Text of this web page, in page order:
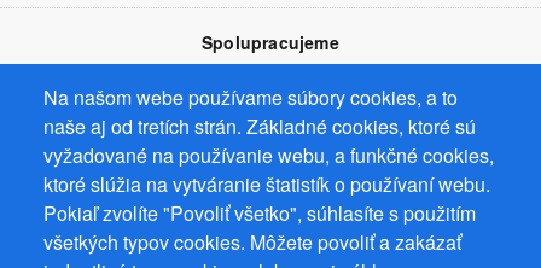
Na našom webe používame súbory cookies, a to
naše aj od tretích strán. Základné cookies, ktoré sú
vyžadované na používanie webu, a funkčné cookies,
ktoré slúžia na vytváranie štatistík o používaní webu.
Pokiaľ zvolíte "Povoliť všetko", súhlasíte s použitím
všetkých typov cookies. Môžete povoliť a zakázať
Spolupracujeme
Prevádzkovateľ: Mgr. Bc. Žaneta Radimecká, MBA, Ostrov 256, 561
22 Ostrov, IČ 08993033, DIČ CZ9161263958
© 2026
PuzzleWebs s.r.o.